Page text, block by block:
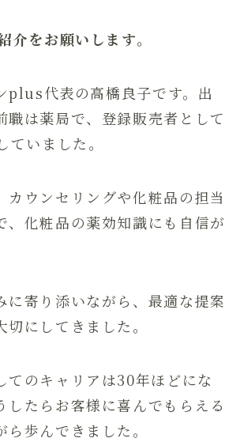
介をお願いします。
plus代表の高橋良子です。出
職は薬局で、登録販売者として
ていました。
カウンセリングや化粧品の担当
、化粧品の薬効知識にも自信が
に寄り添いながら、最適な提案
にしてきました。
てのキャリアは30年ほどにな
したらお客様に喜んでもらえる
歩んできました。